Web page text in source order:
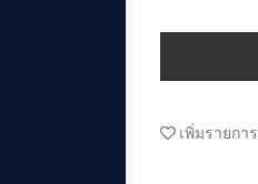
เพิ่มรายกา